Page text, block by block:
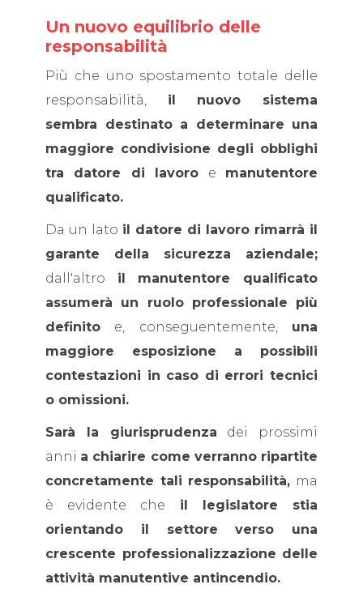
Un nuovo equilibrio delle
responsabilità
Più che uno spostamento totale delle
responsabilità, il nuovo sistema
sembra destinato a determinare una
maggiore condivisione degli obblighi
tra datore di lavoro e manutentore
qualificato.
Da un lato il datore di lavoro rimarrà il
garante della sicurezza aziendale;
dall'altro il manutentore qualificato
assumerà un ruolo professionale più
definito e, conseguentemente, una
maggiore esposizione a possibili
contestazioni in caso di errori tecnici
o omissioni.
Sarà la giurisprudenza dei prossimi
anni a chiarire come verranno ripartite
concretamente tali responsabilità, ma
è evidente che il legislatore stia
orientando il settore verso una
crescente professionalizzazione delle
attività manutentive antincendio.